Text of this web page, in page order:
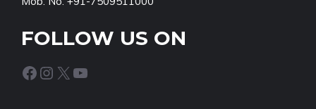
FOLLOW US ON
Facebook Instagram X YouTube